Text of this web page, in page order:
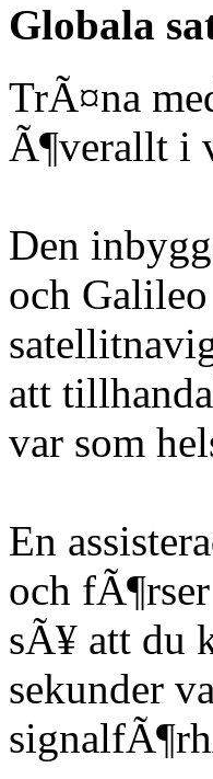
Globala
TrÃ¤na
Ã¶verallt i
Den
och
att
var som
En
och
sÃ¥ att du
sekunder